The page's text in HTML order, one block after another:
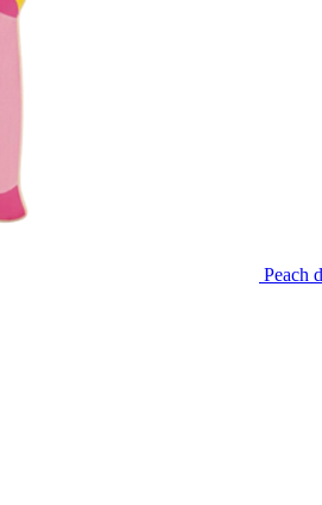
Peach